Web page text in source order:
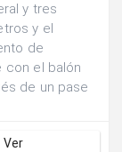
y tres
y el
de
con el balón
de un pase
Ver